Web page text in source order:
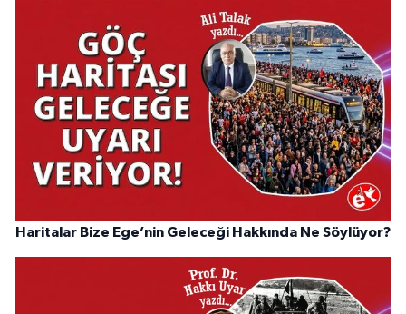
Haritalar Bize Ege’nin Geleceği Hakkında Ne Söylüyor?